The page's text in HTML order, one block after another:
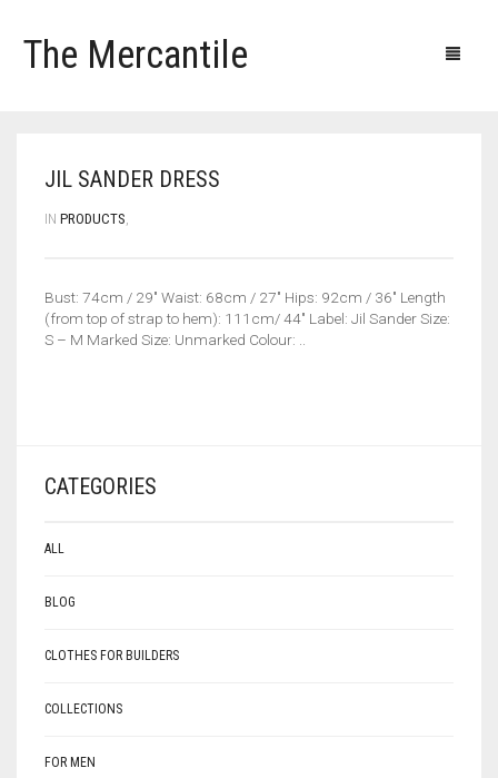
The Mercantile
JIL SANDER DRESS
IN PRODUCTS,
Bust: 74cm / 29″ Waist: 68cm / 27″ Hips: 92cm / 36″ Length
(from top of strap to hem): 111cm/ 44″ Label: Jil Sander Size:
S – M Marked Size: Unmarked Colour: ..
CATEGORIES
ALL
BLOG
CLOTHES FOR BUILDERS
COLLECTIONS
FOR MEN